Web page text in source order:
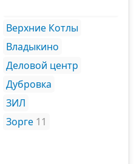
Верхние Котлы
Владыкино
Деловой центр
Дубровка
ЗИЛ
Зорге 11